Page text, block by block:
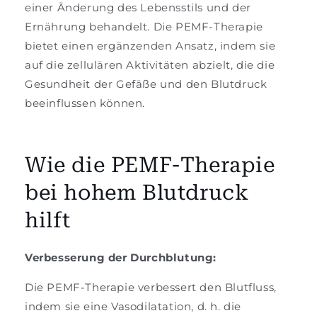
einer Änderung des Lebensstils und der
Ernährung behandelt. Die PEMF-Therapie
bietet einen ergänzenden Ansatz, indem sie
auf die zellulären Aktivitäten abzielt, die die
Gesundheit der Gefäße und den Blutdruck
beeinflussen können.
Wie die PEMF-Therapie
bei hohem Blutdruck
hilft
Verbesserung der Durchblutung:
Die PEMF-Therapie verbessert den Blutfluss,
indem sie eine Vasodilatation, d. h. die